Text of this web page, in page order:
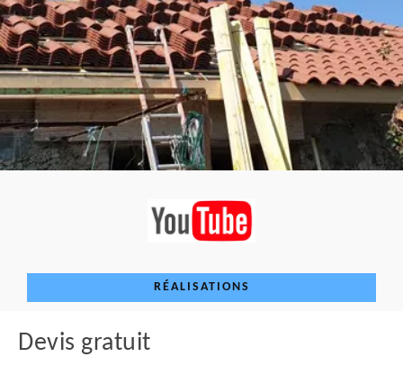
RÉALISATIONS
Devis gratuit